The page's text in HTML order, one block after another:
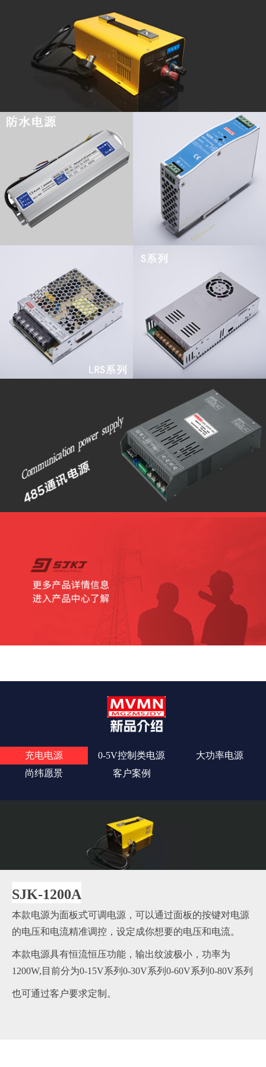
查看更多
查看更多
查看更多 查看更多
查看更多
充电电源 0-5V控制类电源
大功率电源
尚纬愿景
客户案例
SJK-1200A
本款电源为面板式可调电源，可以通过面板的按键对电源
的电压和电流精准调控，设定成你想要的电压和电流。
本款电源具有恒流恒压功能，输出纹波极小，功率为
1200W,目前分为0-15V系列0-30V系列0-60V系列0-80V系列
也可通过客户要求定制。